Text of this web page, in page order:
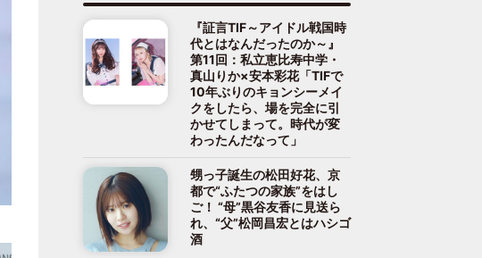
『証言TIF～アイドル戦国時
代とはなんだったのか～』
第11回：私立恵比寿中学・
真山りか×安本彩花「TIFで
10年ぶりのキョンシーメイ
クをしたら、場を完全に引
かせてしまって。時代が変
わったんだなって」
甥っ子誕生の松田好花、京
都で“ふたつの家族”をはし
ご！ “母”黒谷友香に見送ら
れ、“父”松岡昌宏とはハシゴ
酒